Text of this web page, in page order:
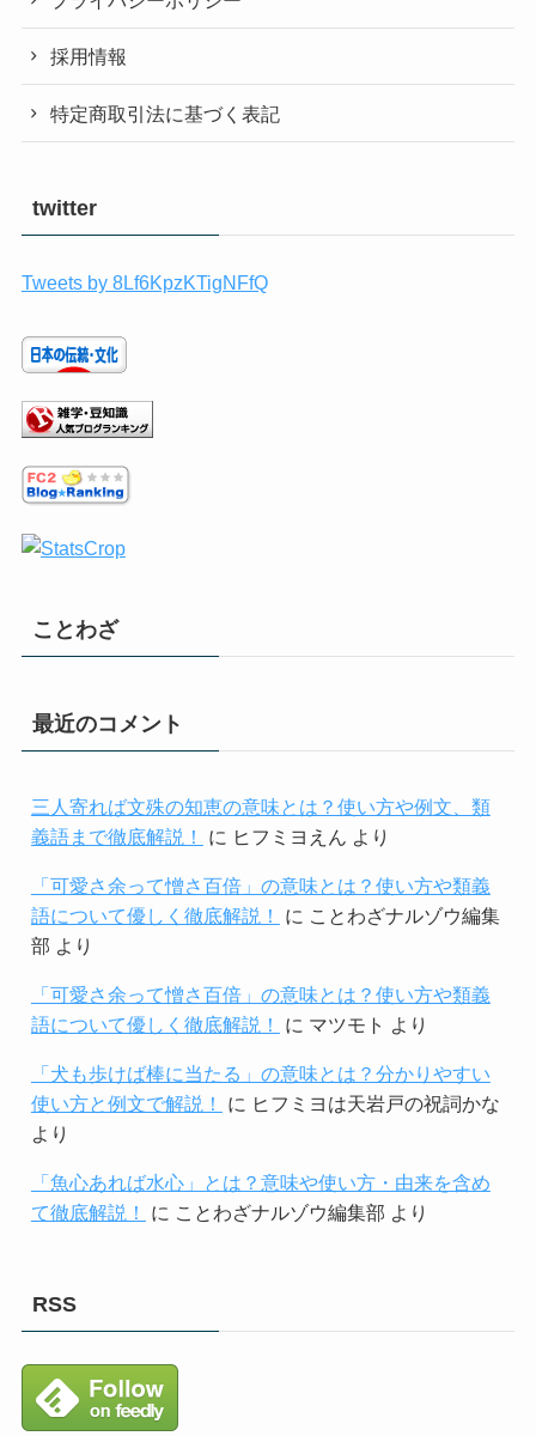
採用情報
特定商取引法に基づく表記
twitter
Tweets by 8Lf6KpzKTigNFfQ
ことわざ
最近のコメント
三人寄れば文殊の知恵の意味とは？使い方や例文、類
義語まで徹底解説！
に ヒフミヨえん より
「可愛さ余って憎さ百倍」の意味とは？使い方や類義
語について優しく徹底解説！
に ことわざナルゾウ編集
部 より
「可愛さ余って憎さ百倍」の意味とは？使い方や類義
語について優しく徹底解説！
に マツモト より
「犬も歩けば棒に当たる」の意味とは？分かりやすい
使い方と例文で解説！
に ヒフミヨは天岩戸の祝詞かな
より
「魚心あれば水心」とは？意味や使い方・由来を含め
て徹底解説！
に ことわざナルゾウ編集部 より
RSS